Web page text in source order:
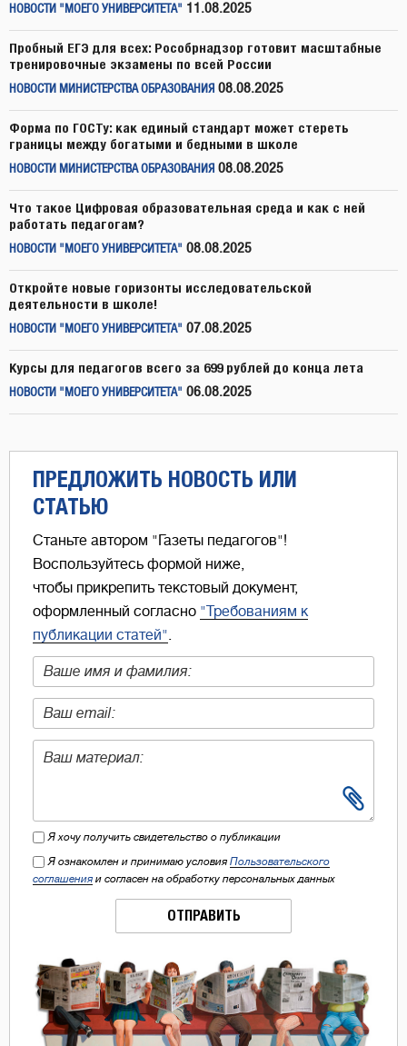
НОВОСТИ "МОЕГО УНИВЕРСИТЕТА" 11.08.2025
Пробный ЕГЭ для всех: Рособрнадзор готовит масштабные
тренировочные экзамены по всей России
НОВОСТИ МИНИСТЕРСТВА ОБРАЗОВАНИЯ 08.08.2025
Форма по ГОСТу: как единый стандарт может стереть
границы между богатыми и бедными в школе
НОВОСТИ МИНИСТЕРСТВА ОБРАЗОВАНИЯ 08.08.2025
Что такое Цифровая образовательная среда и как с ней
работать педагогам?
НОВОСТИ "МОЕГО УНИВЕРСИТЕТА" 08.08.2025
Откройте новые горизонты исследовательской
деятельности в школе!
НОВОСТИ "МОЕГО УНИВЕРСИТЕТА" 07.08.2025
Курсы для педагогов всего за 699 рублей до конца лета
НОВОСТИ "МОЕГО УНИВЕРСИТЕТА" 06.08.2025
ПРЕДЛОЖИТЬ НОВОСТЬ ИЛИ
СТАТЬЮ
Станьте автором "Газеты педагогов"!
Воспользуйтесь формой ниже,
чтобы прикрепить текстовый документ,
оформленный согласно "Требованиям к
публикации статей"
Я хочу получить свидетельство о публикации
Я ознакомлен и принимаю условия Пользовательского
соглашения и согласен на обработку персональных данных
ОТПРАВИТЬ